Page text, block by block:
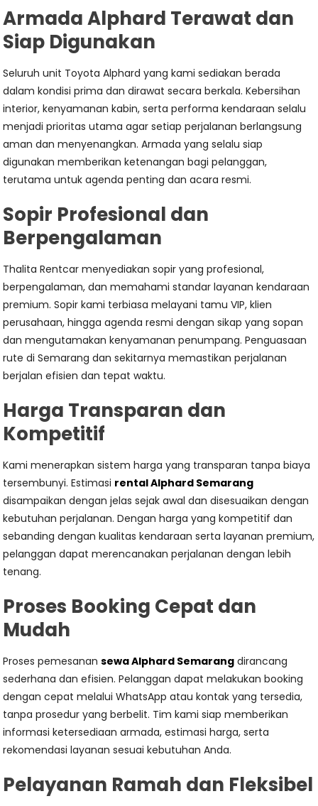
Armada Alphard Terawat dan
Siap Digunakan
Seluruh unit Toyota Alphard yang kami sediakan berada
dalam kondisi prima dan dirawat secara berkala. Kebersihan
interior, kenyamanan kabin, serta performa kendaraan selalu
menjadi prioritas utama agar setiap perjalanan berlangsung
aman dan menyenangkan. Armada yang selalu siap
digunakan memberikan ketenangan bagi pelanggan,
terutama untuk agenda penting dan acara resmi.
Sopir Profesional dan
Berpengalaman
Thalita Rentcar menyediakan sopir yang profesional,
berpengalaman, dan memahami standar layanan kendaraan
premium. Sopir kami terbiasa melayani tamu VIP, klien
perusahaan, hingga agenda resmi dengan sikap yang sopan
dan mengutamakan kenyamanan penumpang. Penguasaan
rute di Semarang dan sekitarnya memastikan perjalanan
berjalan efisien dan tepat waktu.
Harga Transparan dan
Kompetitif
Kami menerapkan sistem harga yang transparan tanpa biaya
tersembunyi. Estimasi rental Alphard Semarang
disampaikan dengan jelas sejak awal dan disesuaikan dengan
kebutuhan perjalanan. Dengan harga yang kompetitif dan
sebanding dengan kualitas kendaraan serta layanan premium,
pelanggan dapat merencanakan perjalanan dengan lebih
tenang.
Proses Booking Cepat dan
Mudah
Proses pemesanansewa Alphard Semarang dirancang
sederhana dan efisien. Pelanggan dapat melakukan booking
dengan cepat melalui WhatsApp atau kontak yang tersedia,
tanpa prosedur yang berbelit. Tim kami siap memberikan
informasi ketersediaan armada, estimasi harga, serta
rekomendasi layanan sesuai kebutuhan Anda.
Pelayanan Ramah dan Fleksibel